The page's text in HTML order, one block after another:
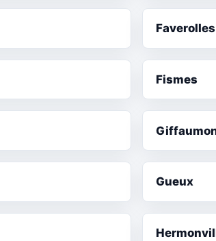
Fismes
Gueux